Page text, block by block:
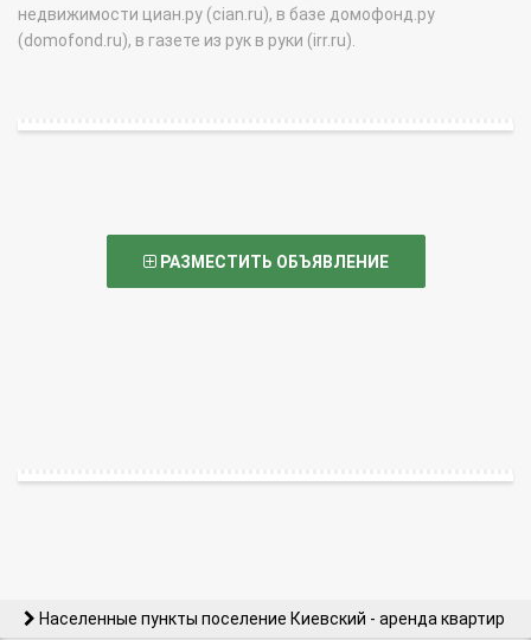
недвижимости циан.ру (cian.ru), в базе домофонд.ру
(domofond.ru), в газете из рук в руки (irr.ru).
РАЗМЕСТИТЬ ОБЪЯВЛЕНИЕ
Населенные пункты поселение Киевский - аренда квартир